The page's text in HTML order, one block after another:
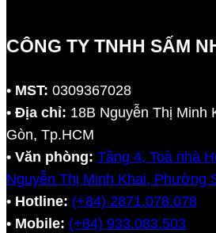
CÔNG TY TNHH SẤM
• MST: 0309367028
• Địa chỉ: 18B Nguyễn Thị Minh
Gòn, Tp.HCM
• Văn phòng: Tầng 4, Toà nhà
Nguyễn Thị Minh Khai, Phường
• Hotline: (+84) 2871.078.078
• Mobile: (+84) 933.083.503